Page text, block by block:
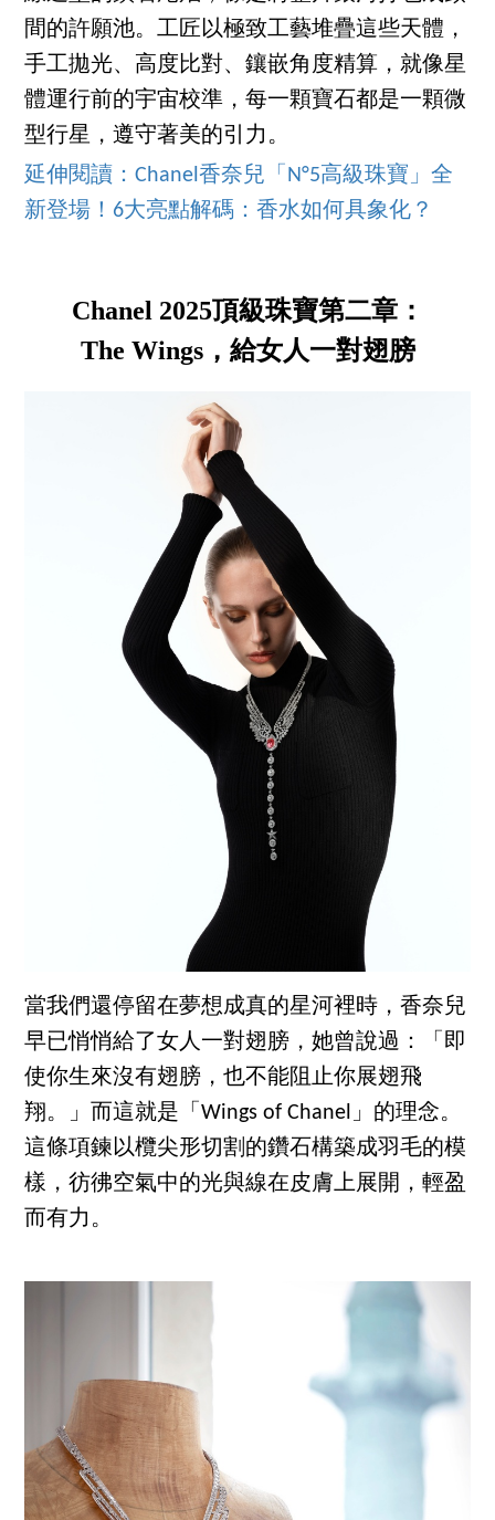
間的許願池。工匠以極致工藝堆疊這些天體，
手工拋光、高度比對、鑲嵌角度精算，就像星
體運行前的宇宙校準，每一顆寶石都是一顆微
型行星，遵守著美的引力。
延伸閱讀：Chanel香奈兒「N°5高級珠寶」全
新登場！6大亮點解碼：香水如何具象化？
Chanel 2025頂級珠寶第二章：
The Wings，給女人一對翅膀
當我們還停留在夢想成真的星河裡時，香奈兒
早已悄悄給了女人一對翅膀，她曾說過：「即
使你生來沒有翅膀，也不能阻止你展翅飛
翔。」而這就是「Wings of Chanel」的理念。
這條項鍊以欖尖形切割的鑽石構築成羽毛的模
樣，彷彿空氣中的光與線在皮膚上展開，輕盈
而有力。